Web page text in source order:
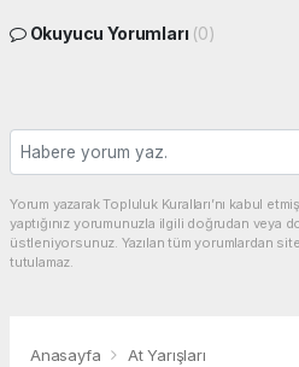
Okuyucu Yorumları (0)
Yorum yazarak Topluluk Kuralları’nı kabul
yaptığınız yorumunuzla ilgili doğrudan veya
üstleniyorsunuz. Yazılan tüm yorumlardan
tutulamaz.
Anasayfa At Yarışları